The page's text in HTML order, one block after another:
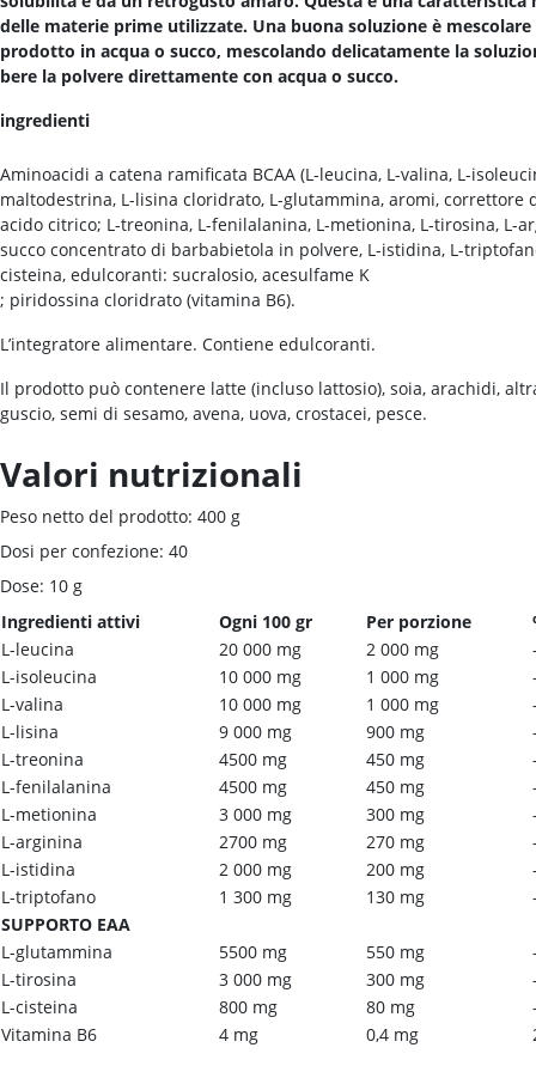
delle materie prime utilizzate. Una buona soluzione è mescolare
prodotto in acqua o succo, mescolando delicatamente la
bere la polvere direttamente con acqua o succo.
ingredienti
Aminoacidi a catena ramificata BCAA (L-leucina, L-valina, L-
maltodestrina, L-lisina cloridrato, L-glutammina, aromi, correttore
acido citrico; L-treonina, L-fenilalanina, L-metionina, L-tirosina, L-
succo concentrato di barbabietola in polvere, L-istidina, L-
cisteina, edulcoranti: sucralosio, acesulfame K
; piridossina cloridrato (vitamina B6).
L’integratore alimentare. Contiene edulcoranti.
Il prodotto può contenere latte (incluso lattosio), soia, arachidi,
guscio, semi di sesamo, avena, uova, crostacei, pesce.
Valori nutrizionali
Peso netto del prodotto: 400 g
Dosi per confezione: 40
Dose: 10 g
Ingredienti attivi
Ogni 100 gr Per porzione
L-leucina
20 000 mg 2 000 mg
L-isoleucina
10 000 mg 1 000 mg
L-valina
10 000 mg 1 000 mg
L-lisina
9 000 mg 900 mg
L-treonina
4500 mg 450 mg
L-fenilalanina
4500 mg 450 mg
L-metionina
3 000 mg 300 mg
L-arginina
2700 mg 270 mg
L-istidina
2 000 mg 200 mg
L-triptofano
1 300 mg 130 mg
SUPPORTO EAA
L-glutammina
5500 mg 550 mg
L-tirosina
3 000 mg 300 mg
L-cisteina
800 mg 80 mg
Vitamina B6
4 mg 0,4 mg